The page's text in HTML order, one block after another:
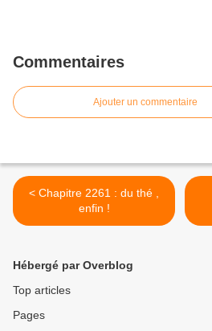
Commentaires
Ajouter un commentaire
< Chapitre 2261 : du thé ,
enfin !
Hébergé par Overblog
Top articles
Pages